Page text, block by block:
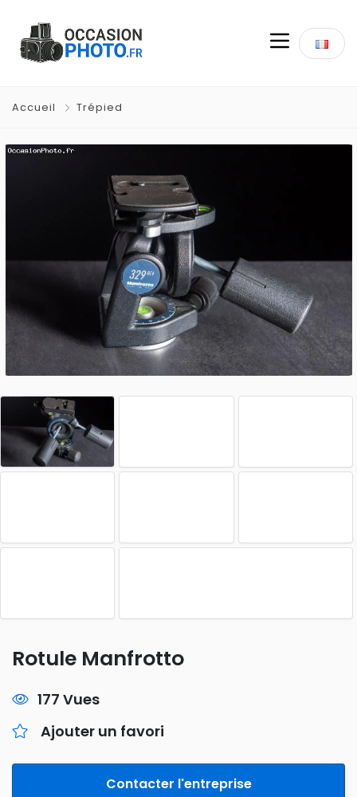
Accueil Trépied
Rotule Manfrotto
177 Vues
Ajouter un favori
Contacter l'entreprise